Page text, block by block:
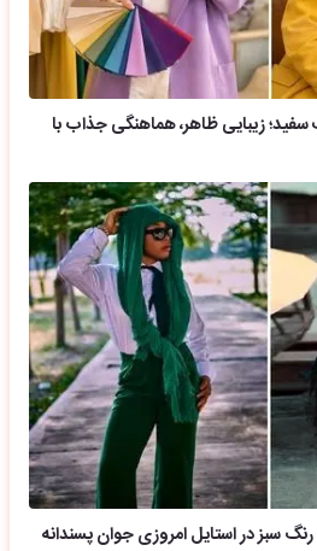
زیبایی ظاهر، هماهنگی جذاب با
سبز در استایل امروزی جوان پسندانه